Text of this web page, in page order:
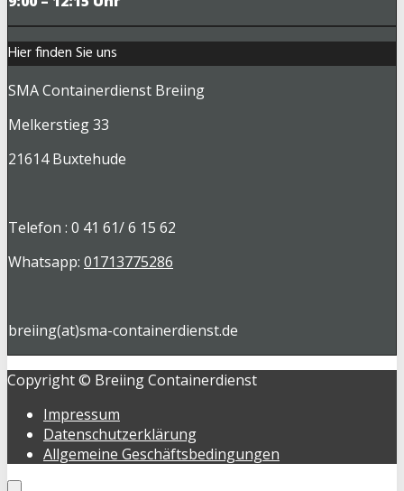
Hier finden Sie uns
SMA Containerdienst Breiing
Melkerstieg 33
21614 Buxtehude
Telefon : 0 41 61/ 6 15 62
Whatsapp: 01713775286
breiing(at)sma-containerdienst.de
Copyright © Breiing Containerdienst
Impressum
Datenschutzerklärung
Allgemeine Geschäftsbedingungen